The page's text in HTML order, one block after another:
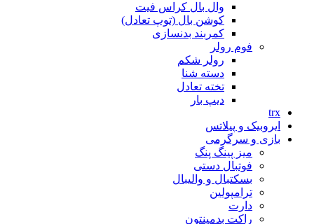
وال بال کراس فیت
کوشن بال (توپ تعادل)
کمربند بدنسازی
فوم رولر
رولر شکم
دسته شنا
تخته تعادل
دیپ بار
trx
ایروبیک و پیلاتس
بازی و سرگرمی
میز پینگ پنگ
فوتبال دستی
بسکتبال و والیبال
ترامپولین
دارت
راکت بدمینتون